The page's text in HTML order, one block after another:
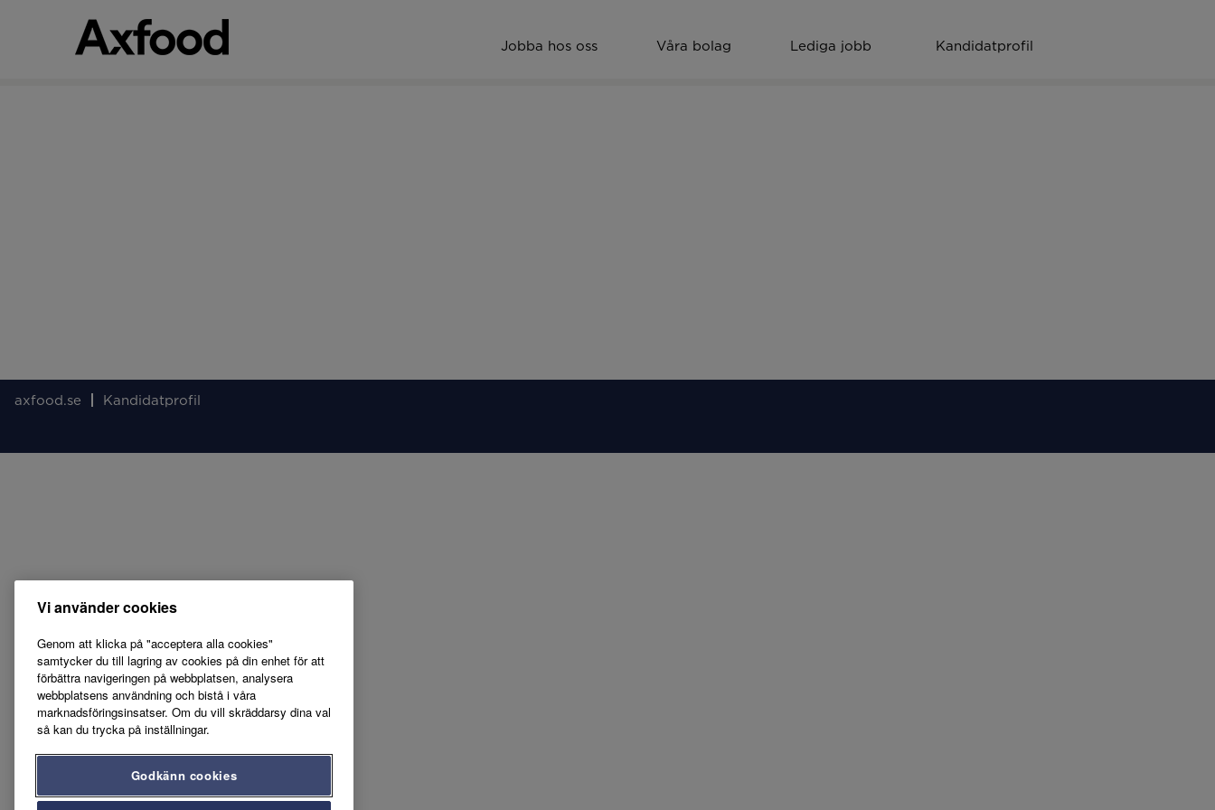
Jobba hos oss Våra bolag Lediga jobb KandidatprofilSök efter jobb
axfood.se Kandidatprofil
Vi använder cookies
Genom att klicka på "acceptera alla cookies"
samtycker du till lagring av cookies på din enhet för att
förbättra navigeringen på webbplatsen, analysera
webbplatsens användning och bistå i våra
marknadsföringsinsatser. Om du vill skräddarsy dina val
så kan du trycka på inställningar.
Godkänn cookies